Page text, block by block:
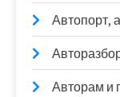
Автопорт,
Авторам и